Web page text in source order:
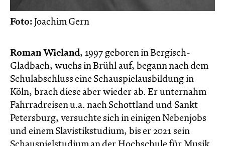
Foto: Joachim Gern
Roman Wieland, 1997 geboren in Bergisch-
Gladbach, wuchs in Brühl auf, begann nach dem
Schulabschluss eine Schauspielausbildung in
Köln, brach diese aber wieder ab. Er unternahm
Fahrradreisen u.a. nach Schottland und Sankt
Petersburg, versuchte sich in einigen Nebenjobs
und einem Slavistikstudium, bis er 2021 sein